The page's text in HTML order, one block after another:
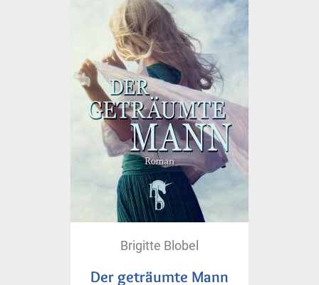
Brigitte Blobel
Der geträumte Mann